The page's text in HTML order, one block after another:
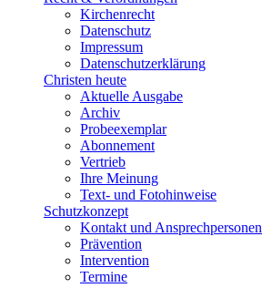
Kirchenrecht
Datenschutz
Impressum
Datenschutzerklärung
Christen heute
Aktuelle Ausgabe
Archiv
Probeexemplar
Abonnement
Vertrieb
Ihre Meinung
Text- und Fotohinweise
Schutzkonzept
Kontakt und Ansprechpersonen
Prävention
Intervention
Termine